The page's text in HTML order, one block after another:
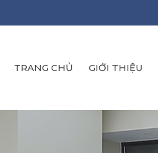
TRANG CHỦ GIỚI THIỆU